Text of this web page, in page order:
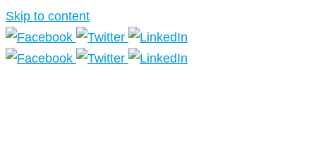
Skip to content
Más información.